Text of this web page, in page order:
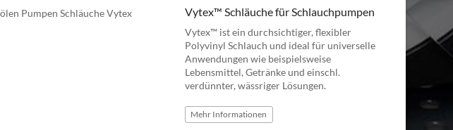
Vytex™ Schläuche für Schlauchpumpen
Vytex™ ist ein durchsichtiger, flexibler
Polyvinyl Schlauch und ideal für universelle
Anwendungen wie beispielsweise
Lebensmittel, Getränke und einschl.
verdünnter, wässriger Lösungen.
Mehr Informationen